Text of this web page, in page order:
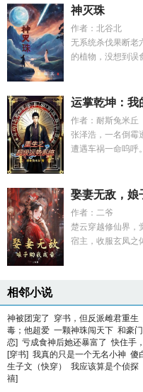
神灭珠
作者：北谷北
无系统杀伐果断老
的植物，没想到误
运掌乾坤：我
作者：耐斯兔米丘
张泽浩，一名倒霉
遭遇车祸一命呜呼
娶妻无敌，娘
作者：二爷
楚云穿越修仙界，
宿主，收服玄凤之
相邻小说
神被团宠了 穿书，但反派雌君重生
毒；他超爱 一颗神珠闯天下 和豪
恋] 亏成食神后她还暴富了 快住手
[穿书] 我真的只是一个无名小神 傻
生子文（快穿）
我应该算是个侦探
禧]